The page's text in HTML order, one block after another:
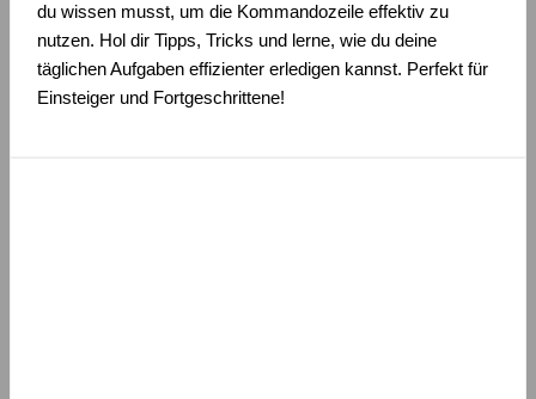
du wissen musst, um die Kommandozeile effektiv zu
nutzen. Hol dir Tipps, Tricks und lerne, wie du deine
täglichen Aufgaben effizienter erledigen kannst. Perfekt für
Einsteiger und Fortgeschrittene!